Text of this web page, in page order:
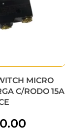
MICRO
C/RODO 15A